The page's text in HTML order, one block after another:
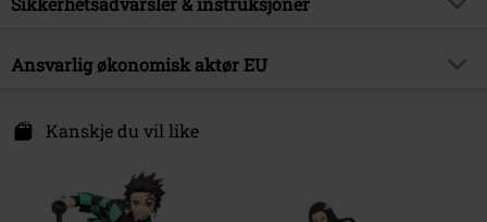
Dato for offentliggjørelsen
15/10/2025
Kvelningsfare på grunn av små deler som kan svelges!
Ansvarlig økonomisk aktør EU
West Campus 1
76863 Herxheim
info@heo.com
Kanskje du vil like